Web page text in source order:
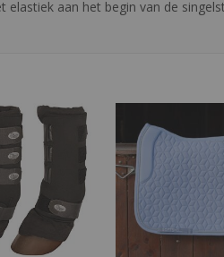
elastiek aan het begin van de